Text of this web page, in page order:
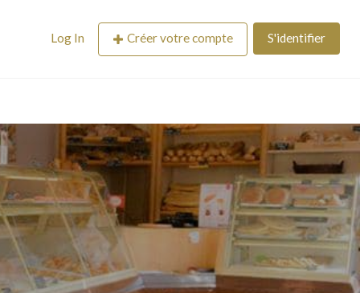
Log In Créer votre compte S'identifier